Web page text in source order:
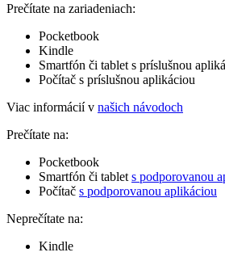
Prečítate na zariadeniach:
Pocketbook
Kindle
Smartfón či tablet s príslušnou
Počítač s príslušnou aplikáciou
Viac informácií v našich návodoch
Prečítate na:
Pocketbook
Smartfón či tablet s podporovanou
Počítač s podporovanou aplikáciou
Neprečítate na:
Kindle